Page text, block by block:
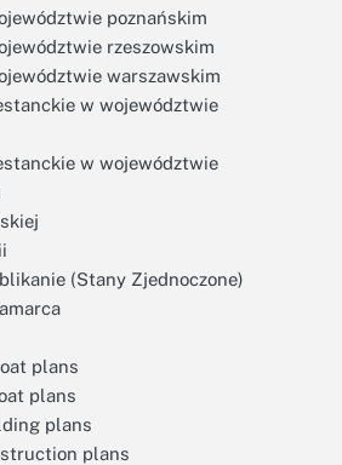
poznańskim
rzeszowskim
warszawskim
w województwie
w województwie
(Stany Zjednoczone)
plans
plans
plans
plans